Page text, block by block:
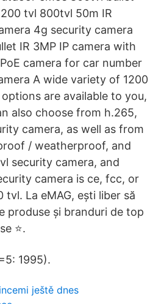
tvl 800tvl 50m IR
4g security camera
IR 3MP IP camera with
camera for car number
A wide variety of 1200
are available to you,
also choose from h.265,
camera, as well as from
/ weatherproof, and
security camera, and
camera is ce, fcc, or
tvl. La eMAG, ești liber să
produse și branduri de top
⭐.
1995).
ještě dnes